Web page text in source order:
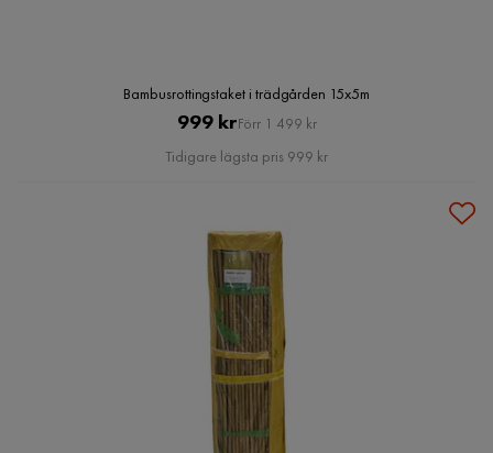
Bambusrottingstaket i trädgården 15x5m
Pris
999 kr Original
Pris
Förr 1 499 kr
Tidigare lägsta pris 999 kr